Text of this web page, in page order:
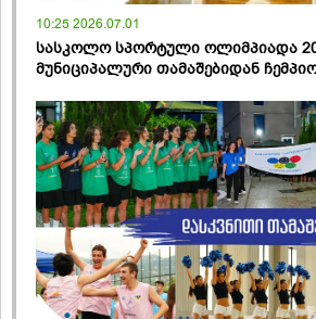
10:25 2026.07.01
სასკოლო სპორტული ოლიმპიადა
მუნიციპალური თამაშებიდან